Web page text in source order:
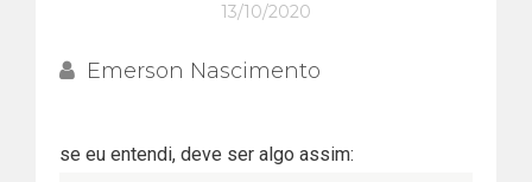
13/10/2020
Emerson Nascimento
se eu entendi, deve ser algo assim: